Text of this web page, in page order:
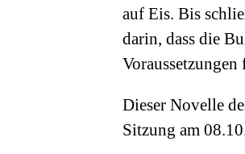
auf Eis. Bis
darin, dass die
Dieser Novelle
Sitzung am